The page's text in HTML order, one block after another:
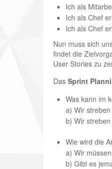
Ich als
Ich als Chef
Ich als Chef
Nun muss sich
findet die
User Stories zu
Das Sprint
Was kann im
a) Wir
b) Wir
Wie wird die
a) Wir
b) Gibt es